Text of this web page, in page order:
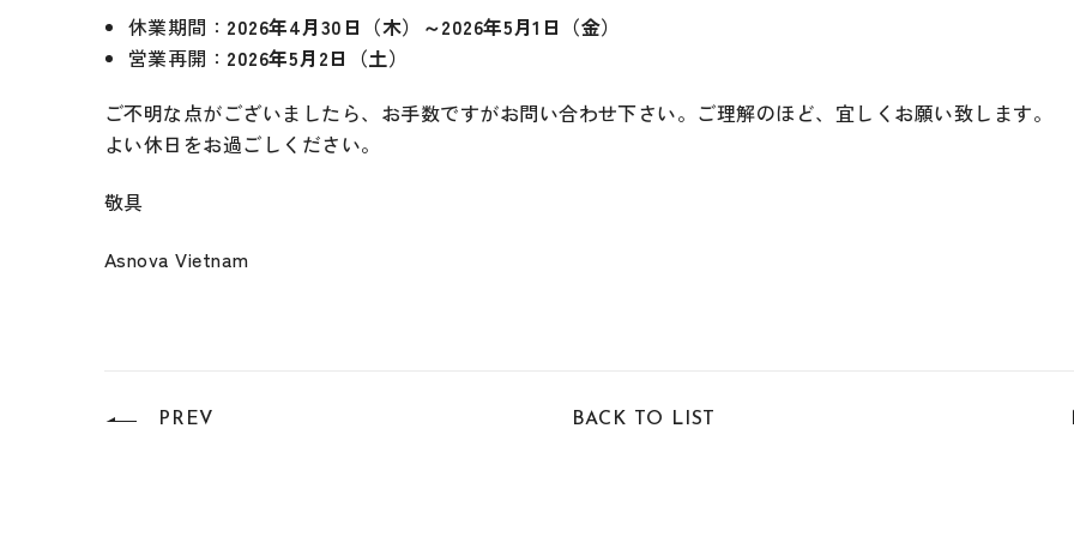
休業期間： 2026年4月30日（木）～2026年5月1日（金）
営業再開： 2026年5月2日（土）
ご不明な点がございましたら、お手数ですがお問い合わせ下さい。ご理解のほど、宜しくお願い致します。
よい休日をお過ごしください。
敬具
Asnova Vietnam
PREV BACK TO LIST